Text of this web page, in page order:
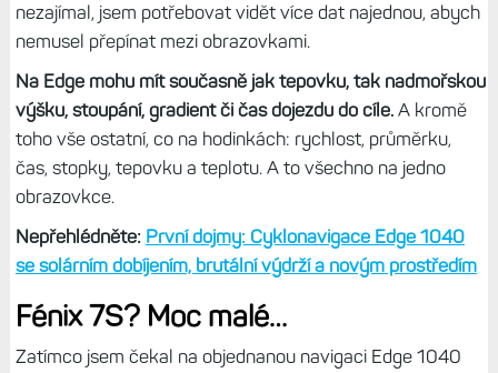
nezajímal, jsem potřebovat vidět více dat najednou, abych
nemusel přepínat mezi obrazovkami.
Na Edge mohu mít současně jak tepovku, tak nadmořskou
výšku, stoupání, gradient či čas dojezdu do cíle.A kromě
toho vše ostatní, co na hodinkách: rychlost, průměrku,
čas, stopky, tepovku a teplotu. A to všechno na jedno
obrazovkce.
Nepřehlédněte: První dojmy: Cyklonavigace Edge 1040
se solárním dobíjením, brutální výdrží a novým prostředím
Fénix 7S? Moc malé…
Zatímco jsem čekal na objednanou navigaci Edge 1040